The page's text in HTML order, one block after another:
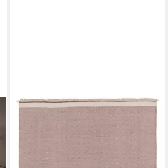
BENUTA
Wollteppich Karla, rechteckig,
Wohnzimmer, Schlafzimmer,